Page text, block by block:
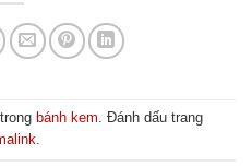
bánh kem. Đánh dấu trang
.